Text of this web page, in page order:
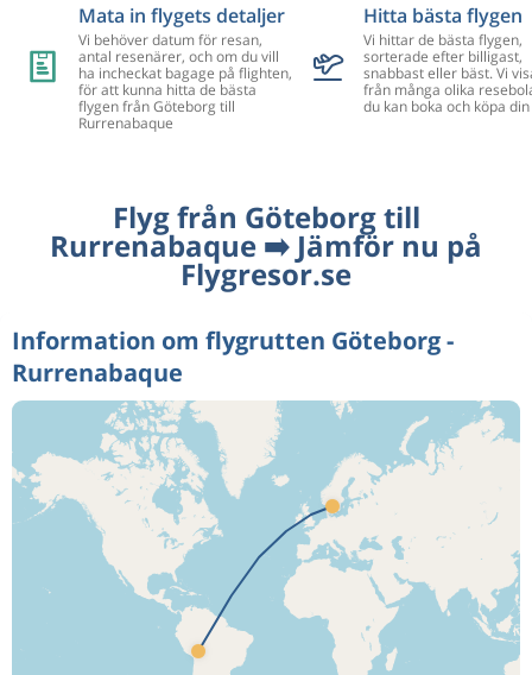
Mata in flygets detaljer
Vi behöver datum för resan,
antal resenärer, och om du vill
ha incheckat bagage på flighten,
för att kunna hitta de bästa
flygen från Göteborg till
Rurrenabaque
Hitta bästa flygen
Vi hittar de bästa flygen,
sorterade efter billigast,
snabbast eller bäst. Vi
från många olika
du kan boka och köpa
Flyg från Göteborg till
Rurrenabaque ➡️ Jämför nu på
Flygresor.se
Information om flygrutten Göteborg -
Rurrenabaque